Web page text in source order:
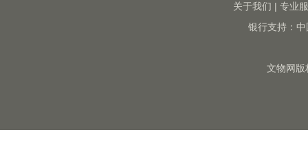
关于我们 | 专业
银行支持：
文物网